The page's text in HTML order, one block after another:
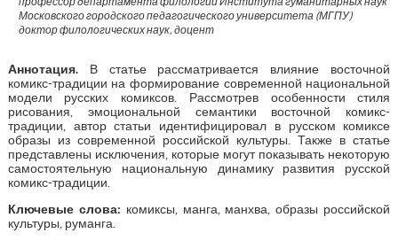
Московского городского педагогического университета (МГПУ)
доктор филологических наук, доцент
Аннотация.В статье рассматривается влияние восточной
комикс-традиции на формирование современной национальной
модели русских комиксов. Рассмотрев особенности стиля
рисования, эмоциональной семантики восточной комикс-
традиции, автор статьи идентифицировал в русском комиксе
образы из современной российской культуры. Также в статье
представлены исключения, которые могут показывать некоторую
самостоятельную национальную динамику развития русской
комикс-традиции.
Ключевые слова: комиксы, манга, манхва, образы российской
культуры, руманга.